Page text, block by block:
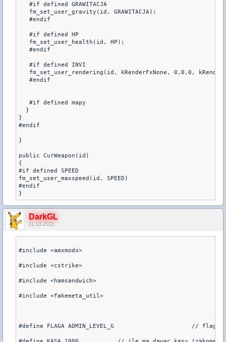
   #if defined GRAWITACJA
   fm_set_user_gravity(id, GRAWITACJA);
   #endif
   #if defined HP
   fm_set_user_health(id, HP);
   #endif
   #if defined INVI
fm_set_user_rendering(id, kRenderFxNone, 0,0,0,
   #endif
   #if defined mapy
  }
}
#endif
}
public CurWeapon(id)
{
#if defined SPEED
fm_set_user_maxspeed(id, SPEED)
#endif
DarkGL
11.10.2011
#include <amxmodx>
#include <cstrike>
#include <hamsandwich>
#include <fakemeta_util>
#define FLAGA ADMIN_LEVEL_G                      // flaga